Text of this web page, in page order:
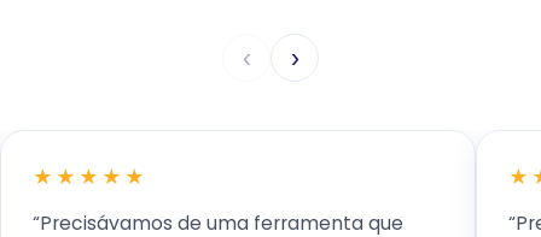
‹ ›
★★★★★
“Precisávamos de uma ferramenta que